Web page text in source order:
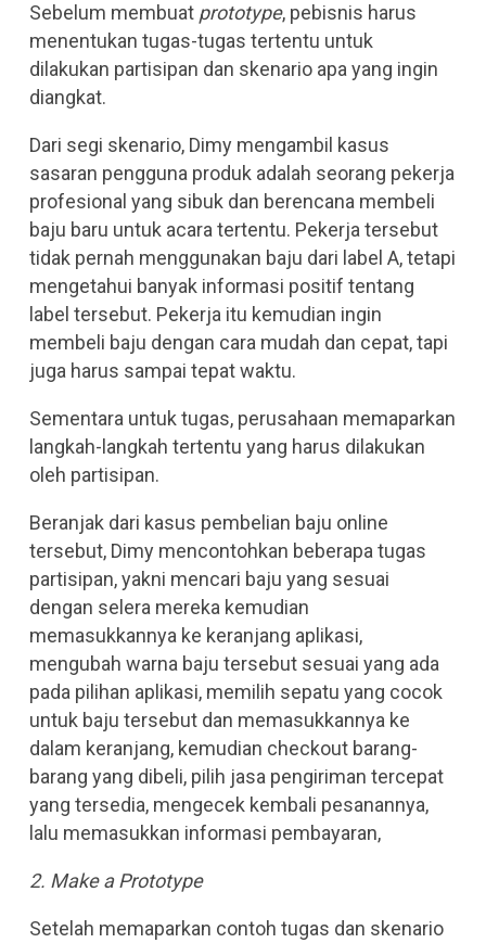
Sebelum membuat prototype, pebisnis harus
menentukan tugas-tugas tertentu untuk
dilakukan partisipan dan skenario apa yang ingin
diangkat.
Dari segi skenario, Dimy mengambil kasus
sasaran pengguna produk adalah seorang pekerja
profesional yang sibuk dan berencana membeli
baju baru untuk acara tertentu. Pekerja tersebut
tidak pernah menggunakan baju dari label A, tetapi
mengetahui banyak informasi positif tentang
label tersebut. Pekerja itu kemudian ingin
membeli baju dengan cara mudah dan cepat, tapi
juga harus sampai tepat waktu.
Sementara untuk tugas, perusahaan memaparkan
langkah-langkah tertentu yang harus dilakukan
oleh partisipan.
Beranjak dari kasus pembelian baju online
tersebut, Dimy mencontohkan beberapa tugas
partisipan, yakni mencari baju yang sesuai
dengan selera mereka kemudian
memasukkannya ke keranjang aplikasi,
mengubah warna baju tersebut sesuai yang ada
pada pilihan aplikasi, memilih sepatu yang cocok
untuk baju tersebut dan memasukkannya ke
dalam keranjang, kemudian checkout barang-
barang yang dibeli, pilih jasa pengiriman tercepat
yang tersedia, mengecek kembali pesanannya,
lalu memasukkan informasi pembayaran,
2. Make a Prototype
Setelah memaparkan contoh tugas dan skenario